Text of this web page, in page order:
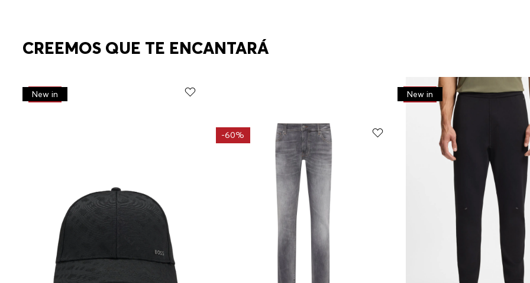
CREEMOS QUE TE ENCANTARÁ
-30%
New in
-60%
-30%
New in